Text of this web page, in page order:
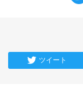
ツイート